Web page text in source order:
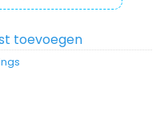
toevoegen